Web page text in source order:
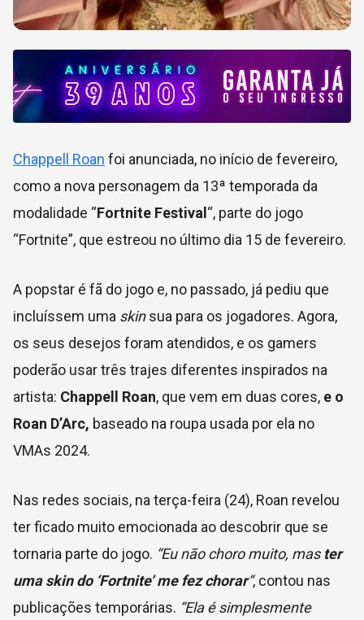
Chappell Roan foi anunciada, no início de fevereiro,
como a nova personagem da 13ª temporada da
modalidade “Fortnite Festival “, parte do jogo
“Fortnite”, que estreou no último dia 15 de fevereiro.
A popstar é fã do jogo e, no passado, já pediu que
incluíssem uma skinsua para os jogadores. Agora,
os seus desejos foram atendidos, e os gamers
poderão usar três trajes diferentes inspirados na
artista: Chappell Roan, que vem em duas cores, e o
Roan D’Arc, baseado na roupa usada por ela no
VMAs 2024.
Nas redes sociais, na terça-feira (24), Roan revelou
ter ficado muito emocionada ao descobrir que se
tornaria parte do jogo. “Eu não choro muito, mas ter
uma skindo ‘Fortnite’me fez chorar“, contou nas
publicações temporárias. “Ela é simplesmente